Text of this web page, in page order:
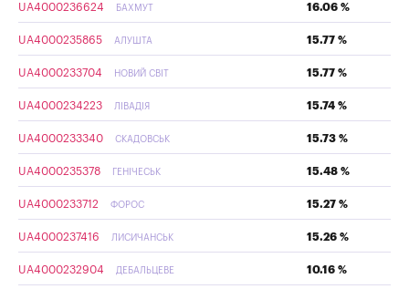
UA4000236624 БАХМУТ 16.06 %
UA4000235865 АЛУШТА 15.77 %
UA4000233704 НОВИЙ СВІТ 15.77 %
UA4000234223 ЛІВАДІЯ 15.74 %
UA4000233340 СКАДОВСЬК 15.73 %
UA4000235378 ГЕНІЧЕСЬК 15.48 %
UA4000233712 ФОРОС 15.27 %
UA4000237416 ЛИСИЧАНСЬК 15.26 %
UA4000232904 ДЕБАЛЬЦЕВЕ 10.16 %